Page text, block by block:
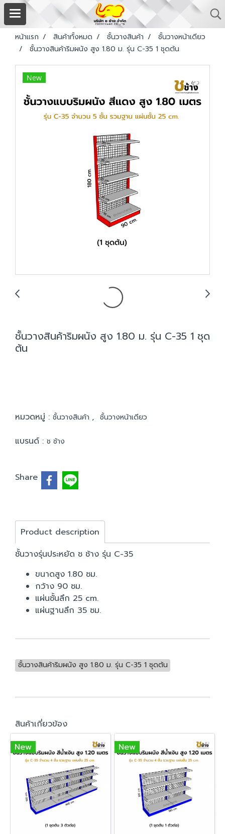
หน้าแรก สินค้าทั้งหมด ชั้นวางสินค้า
ชั้นวางหน้าเดียว
ชั้นวางสินค้าริมผนัง สูง 1.80 ม. รุ่น C-35 1 ชุดต้น
New
ชั้นวางสินค้าริมผนัง สูง 1.80 ม. รุ่น C-35 1 ชุด
ต้น
หมวดหมู่ : ชั้นวางสินค้า , ชั้นวางหน้าเดียว
แบรนด์ : ช ช้าง
Share
Product description
ชั้นวางรุ่นประหยัด ช ช้าง รุ่น C-35
ขนาดสูง 1.80 ซม.
กว้าง 90 ซม.
แผ่นชั้นลึก 25 cm.
แผ่นฐานลึก 35 ซม.
ชั้นวางสินค้าริมผนัง สูง 1.80 ม. รุ่น C-35 1 ชุดต้น
สินค้าเกี่ยวข้อง
New
New